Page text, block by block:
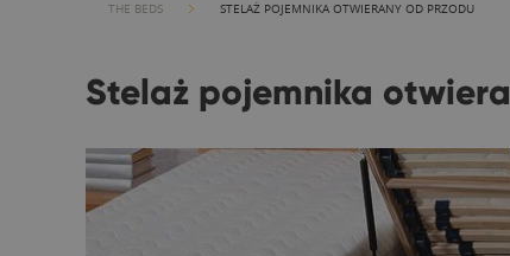
THE BEDS STELAŻ POJEMNIKA OTWIERANY OD PRZODU
Stelaż pojemnika